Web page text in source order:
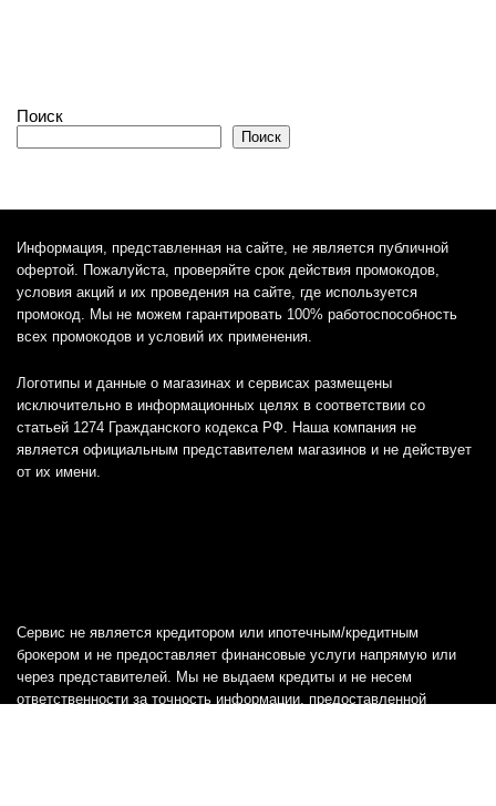
Поиск
Поиск
Информация, представленная на сайте, не является публичной
офертой. Пожалуйста, проверяйте срок действия промокодов,
условия акций и их проведения на сайте, где используется
промокод. Мы не можем гарантировать 100% работоспособность
всех промокодов и условий их применения.
Логотипы и данные о магазинах и сервисах размещены
исключительно в информационных целях в соответствии со
статьей 1274 Гражданского кодекса РФ. Наша компания не
является официальным представителем магазинов и не действует
от их имени.
Сервис не является кредитором или ипотечным/кредитным
брокером и не предоставляет финансовые услуги напрямую или
через представителей. Мы не выдаем кредиты и не несем
ответственности за точность информации, предоставленной